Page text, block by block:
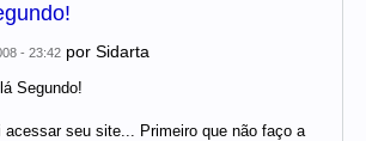
- 23:42 por Sidarta
Segundo!
acessar seu site... Primeiro que não faço a